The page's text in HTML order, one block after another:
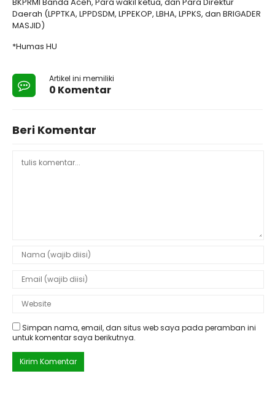
Daerah (LPPTKA, LPPDSDM, LPPEKOP, LBHA, LPPKS, dan BRIGADER
MASJID)
*Humas HU
Artikel ini memiliki
0 Komentar
Beri Komentar
Simpan nama, email, dan situs web saya pada peramban ini
untuk komentar saya berikutnya.